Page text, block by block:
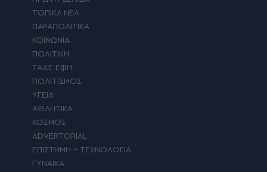
ΤΟΠΙΚΑ ΝΕΑ
ΠΑΡΑΠΟΛΙΤΙΚΑ
ΚΟΙΝΩΝΙΑ
ΠΟΛΙΤΙΚΗ
ΤΑΔΕ ΕΦΗ
ΠΟΛΙΤΙΣΜΟΣ
ΥΓΕΙΑ
ΑΘΛΗΤΙΚΑ
ΚΟΣΜΟΣ
ADVERTORIAL
ΕΠΙΣΤΗΜΗ – ΤΕΧΝΟΛΟΓΙΑ
ΓΥΝΑΙΚΑ